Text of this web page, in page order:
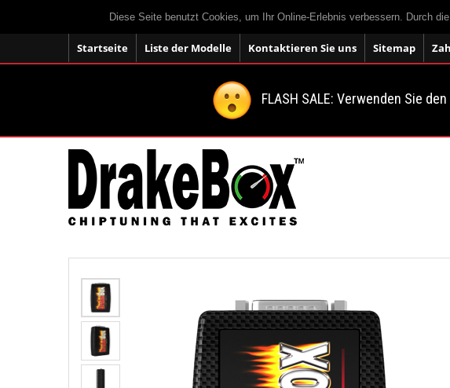
Diese Seite benutzt Cookies, um Ihr Online-Erlebnis verbessern. Durch
Startseite Liste der Modelle Kontaktieren Sie uns Sitemap
FLASH SALE: Verwenden Sie den